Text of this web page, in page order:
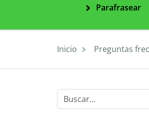
Parafrasear
Inicio Preguntas